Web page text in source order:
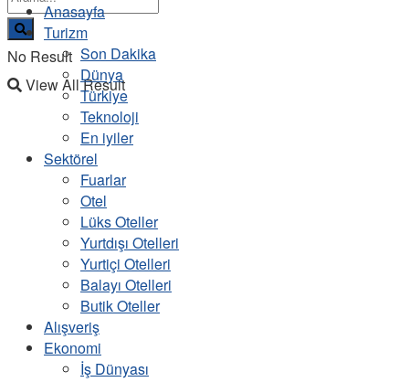
No Result
View All Result
Anasayfa
Turizm
Son Dakika
Dünya
Türkiye
Teknoloji
En iyiler
Sektörel
Fuarlar
Otel
Lüks Oteller
Yurtdışı Otelleri
Yurtiçi Otelleri
Balayı Otelleri
Butik Oteller
Alışveriş
Ekonomi
İş Dünyası